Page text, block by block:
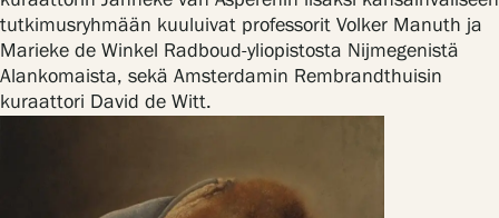
tutkimusryhmään kuuluivat professorit Volker Manuth ja
Marieke de Winkel Radboud-yliopistosta Nijmegenistä
Alankomaista, sekä Amsterdamin Rembrandthuisin
kuraattori David de Witt.